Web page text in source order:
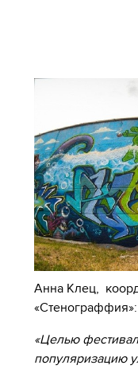
Анна Клец,
«Стенограффия»:
«Целью
популяризацию